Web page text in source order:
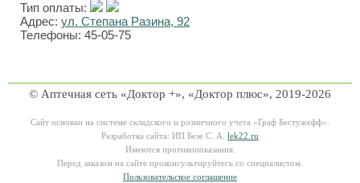
Тип оплаты:
Адрес: ул. Степана Разина, 92
Телефоны: 45-05-75
© Аптечная сеть «Доктор +», «Доктор плюс», 2019-2026
Сайт основан на системе складского и розничного учета «Граф Бестужефф».
Разработка сайта: ИП Безе С. А. lek22.ru
Имеются противопоказания.
Перед заказом на сайте проконсультируйтесь со специалистом.
Пользовательское соглашение